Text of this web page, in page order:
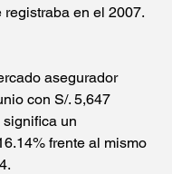
registraba en el 2007.
asegurador
con S/. 5,647
un
frente al mismo